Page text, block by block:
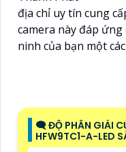
địa chỉ uy tín cung
camera này đáp
ninh của bạn một
🗨️ ĐỘ PHÂN GIẢI
HFW9TC1-A-LED